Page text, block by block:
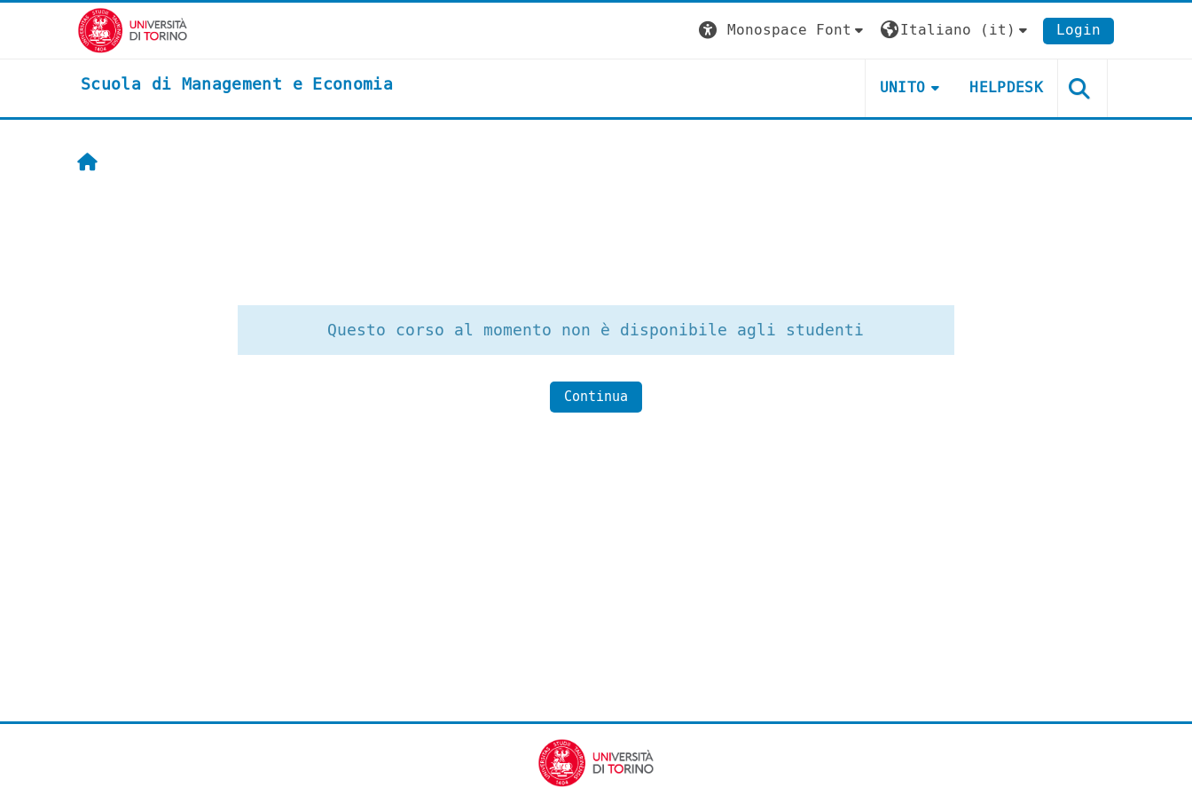
Vai al contenuto principale
Monospace Font
Italiano ‎(it)‎ Login
Scuola di Management e Economia UNITO HELPDESK
Home
Questo corso al momento non è disponibile agli studenti
Continua